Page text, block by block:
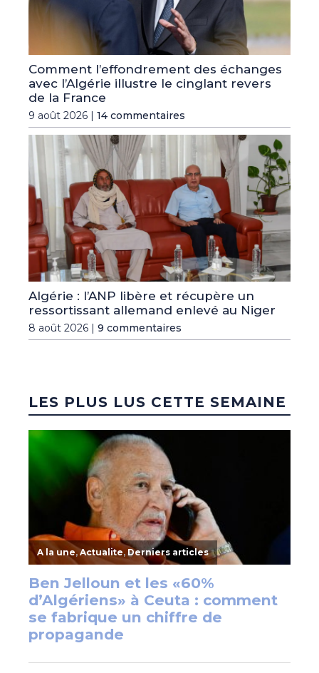
Comment l’effondrement des échanges
avec l’Algérie illustre le cinglant revers
de la France
9 août 2026 | 14 commentaires
Algérie : l’ANP libère et récupère un
ressortissant allemand enlevé au Niger
8 août 2026 | 9 commentaires
LES PLUS LUS CETTE SEMAINE